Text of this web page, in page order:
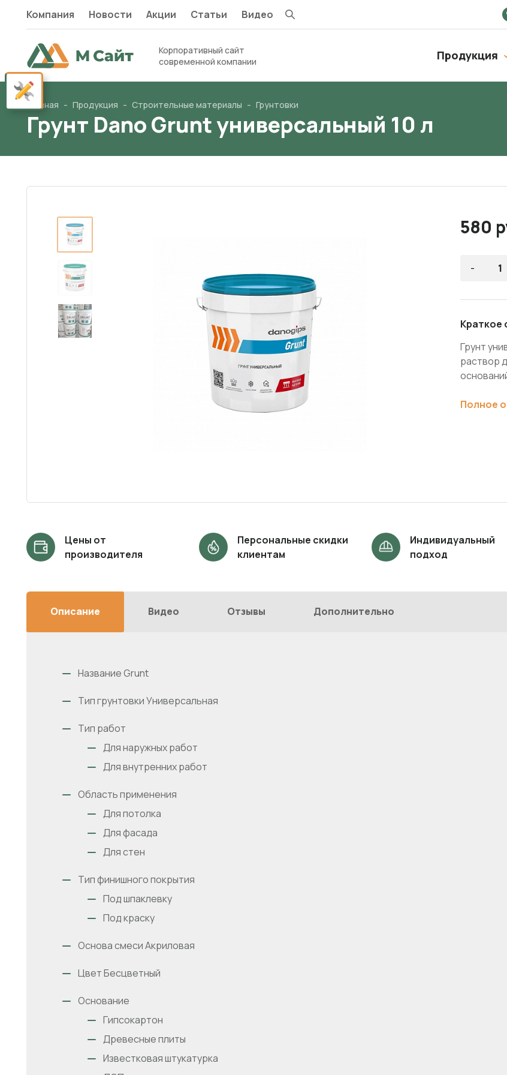
Компания Новости Акции Статьи Видео
Корпоративный сайт
современной компании
Продукция
Главная Продукция Строительные материалы Грунтовки
Грунт Dano Grunt универсальный 10 л
580
-
Краткое
Грунт
раствор
Полное
Цены от
производителя
Персональные скидки
клиентам
Индивидуальный
подход
Описание Видео Отзывы Дополнительно
Название Grunt
Тип грунтовки Универсальная
Тип работ
Для наружных работ
Для внутренних работ
Область применения
Для потолка
Для фасада
Для стен
Тип финишного покрытия
Под шпаклевку
Под краску
Основа смеси Акриловая
Цвет Бесцветный
Основание
Гипсокартон
Древесные плиты
Известковая штукатурка
Показать панель настроек сайта